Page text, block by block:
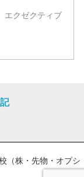
エクゼクティブ
（株・先物・オプシ